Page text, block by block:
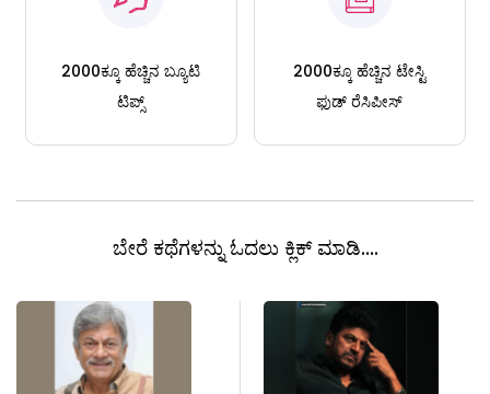
2000ಕ್ಕೂ ಹೆಚ್ಚಿನ ಬ್ಯೂಟಿ
ಟಿಪ್ಸ್
2000ಕ್ಕೂ ಹೆಚ್ಚಿನ ಟೇಸ್ಟಿ
ಫುಡ್ ರೆಸಿಪೀಸ್
ಬೇರೆ ಕಥೆಗಳನ್ನು ಓದಲು ಕ್ಲಿಕ್ ಮಾಡಿ....